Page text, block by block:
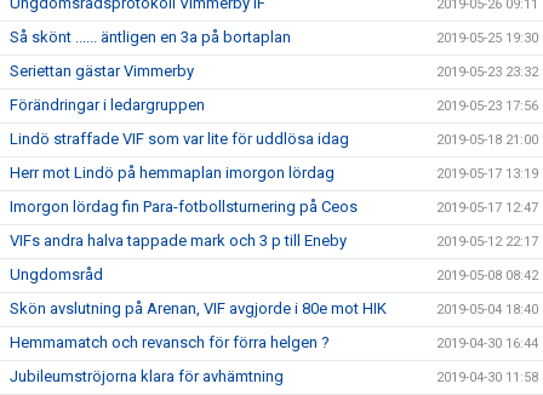
2019-05-26 09:11
Så skönt ...... äntligen en 3a på bortaplan 2019-05-25 19:30
Seriettan gästar Vimmerby 2019-05-23 23:32
Förändringar i ledargruppen 2019-05-23 17:56
Lindö straffade VIF som var lite för uddlösa idag 2019-05-18 21:00
Herr mot Lindö på hemmaplan imorgon lördag 2019-05-17 13:19
Imorgon lördag fin Para-fotbollsturnering på Ceos 2019-05-17 12:47
VIFs andra halva tappade mark och 3 p till Eneby 2019-05-12 22:17
Ungdomsråd 2019-05-08 08:42
Skön avslutning på Arenan, VIF avgjorde i 80e mot HIK 2019-05-04 18:40
Hemmamatch och revansch för förra helgen ? 2019-04-30 16:44
Jubileumströjorna klara för avhämtning 2019-04-30 11:58